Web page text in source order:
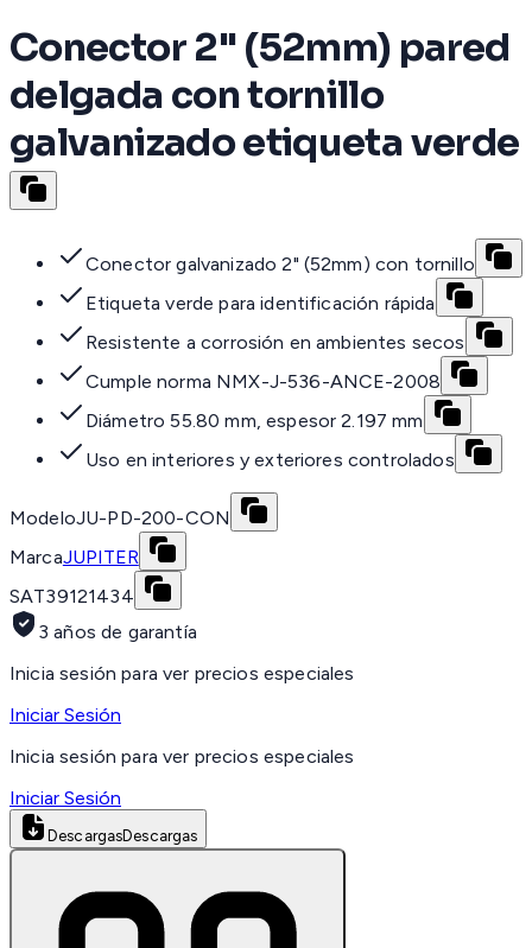
Conector 2" (52mm) pared
delgada con tornillo
galvanizado etiqueta verde
Conector galvanizado 2" (52mm) con tornillo
Etiqueta verde para identificación rápida
Resistente a corrosión en ambientes secos
Cumple norma NMX-J-536-ANCE-2008
Diámetro 55.80 mm, espesor 2.197 mm
Uso en interiores y exteriores controlados
ModeloJU-PD-200-CON
MarcaJUPITER
SAT39121434
3 años de garantía
Inicia sesión para ver precios especiales
Iniciar Sesión
Inicia sesión para ver precios especiales
Iniciar Sesión
DescargasDescargas